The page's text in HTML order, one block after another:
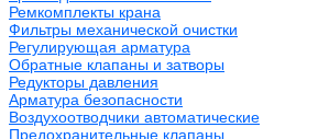
Ремкомплекты крана
Фильтры механической очистки
Регулирующая арматура
Обратные клапаны и затворы
Редукторы давления
Арматура безопасности
Воздухоотводчики автоматические
Предохранительные клапаны